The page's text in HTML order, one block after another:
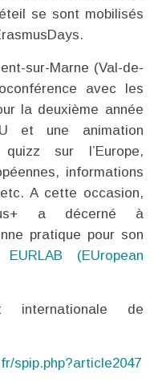
se sont mobilisés
sur-Marne (Val-de-
avec les
la deuxième année
et une animation
sur l’Europe,
informations
A cette occasion,
a décerné à
pratique pour son
EURLAB (EUropean
internationale de
spip.php?article2047